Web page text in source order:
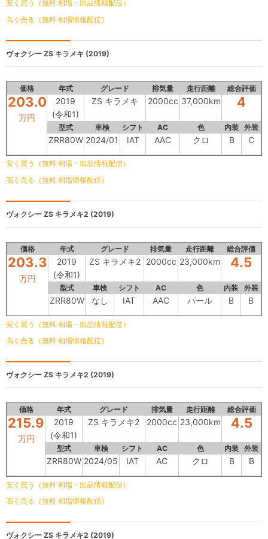
安く買う（無料 相場・出品情報配信）
高く売る（無料 相場情報配信）
ヴォクシー ZS キラメキ (2019)
価格 年式 グレード 排気量 走行距離 総合評価
203.0
万円
2019
(令和1)
ZS キラメキ 2000cc 37,000km 4
型式 車検 シフト AC 色 内装 外装
ZRR80W 2024/01 IAT AAC クロ B C
安く買う（無料 相場・出品情報配信）
高く売る（無料 相場情報配信）
ヴォクシー ZS キラメキ2 (2019)
価格 年式 グレード 排気量 走行距離 総合評価
203.3
万円
2019
(令和1)
ZS キラメキ2 2000cc 23,000km 4.5
型式 車検 シフト AC 色 内装 外装
ZRR80W なし IAT AAC パール B B
安く買う（無料 相場・出品情報配信）
高く売る（無料 相場情報配信）
ヴォクシー ZS キラメキ2 (2019)
価格 年式 グレード 排気量 走行距離 総合評価
215.9
万円
2019
(令和1)
ZS キラメキ2 2000cc 23,000km 4.5
型式 車検 シフト AC 色 内装 外装
ZRR80W 2024/05 IAT AC クロ B B
安く買う（無料 相場・出品情報配信）
高く売る（無料 相場情報配信）
ヴォクシー ZS キラメキ2 (2019)